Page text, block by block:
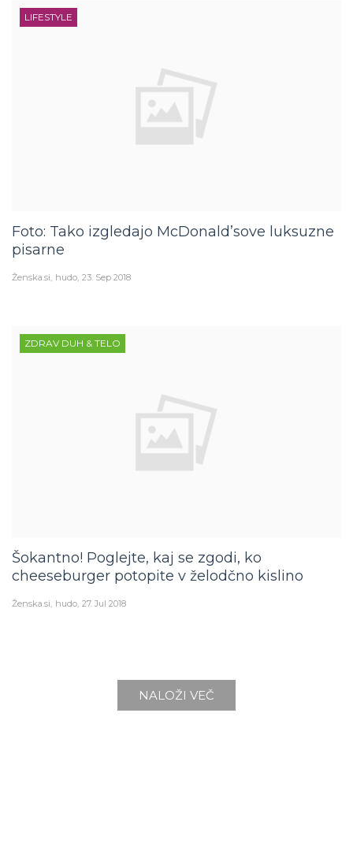
LIFESTYLE
Foto: Tako izgledajo McDonald’sove luksuzne
pisarne
Ženska.si hudo 23. Sep 2018
ZDRAV DUH & TELO
Šokantno! Poglejte, kaj se zgodi, ko
cheeseburger potopite v želodčno kislino
Ženska.si hudo 27. Jul 2018
NALOŽI VEČ